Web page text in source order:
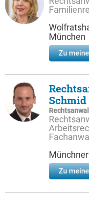
München
Zu
Schmid
Zu